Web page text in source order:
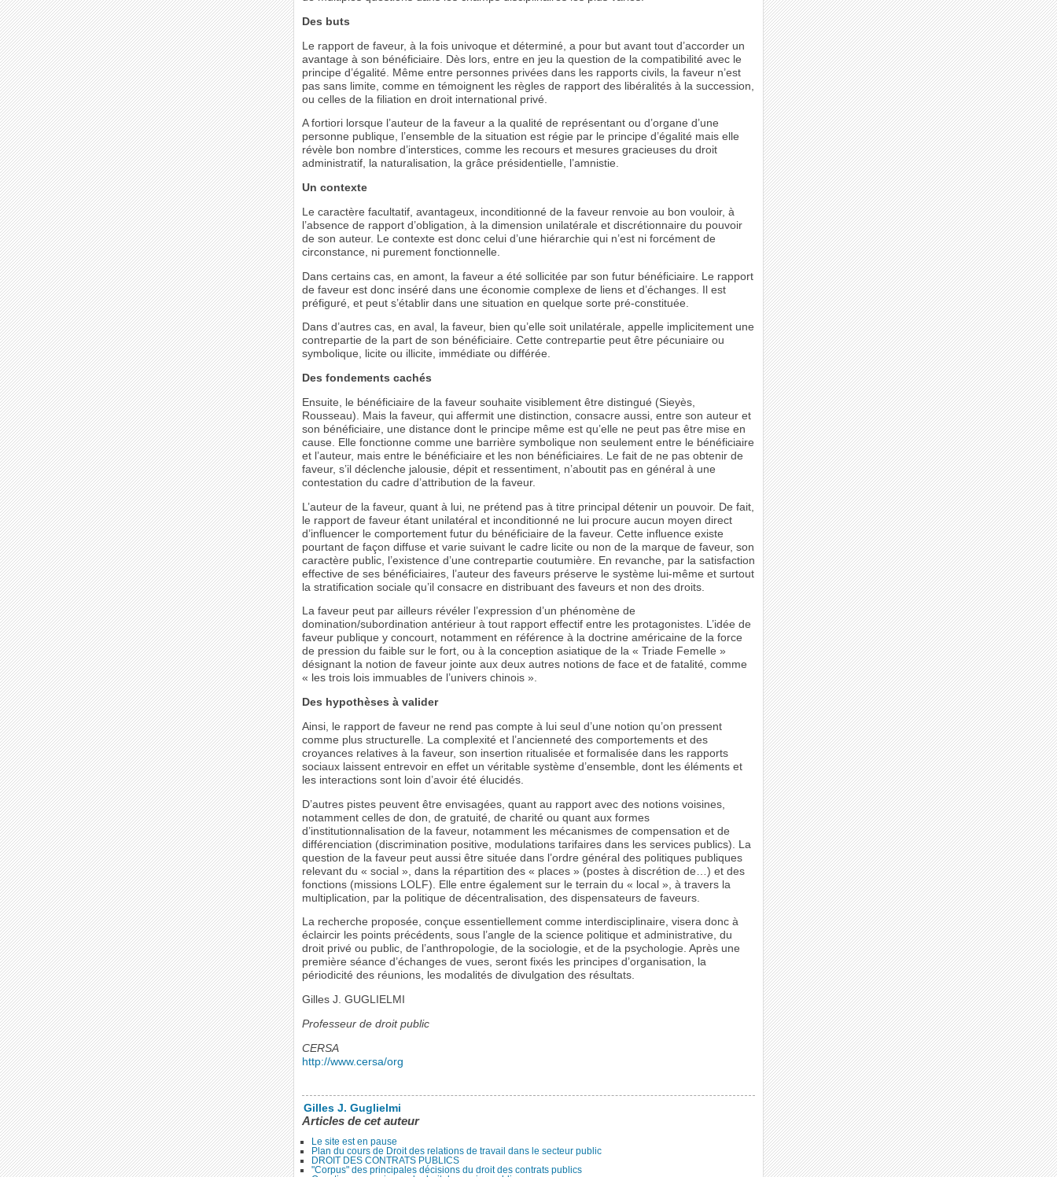
Des buts
Le rapport de faveur, à la fois univoque et déterminé, a pour but avant tout d’accorder un
avantage à son bénéficiaire. Dès lors, entre en jeu la question de la compatibilité avec le
principe d’égalité. Même entre personnes privées dans les rapports civils, la faveur n’est
pas sans limite, comme en témoignent les règles de rapport des libéralités à la succession,
ou celles de la filiation en droit international privé.
A fortiori lorsque l’auteur de la faveur a la qualité de représentant ou d’organe d’une
personne publique, l’ensemble de la situation est régie par le principe d’égalité mais elle
révèle bon nombre d’interstices, comme les recours et mesures gracieuses du droit
administratif, la naturalisation, la grâce présidentielle, l’amnistie.
Un contexte
Le caractère facultatif, avantageux, inconditionné de la faveur renvoie au bon vouloir, à
l’absence de rapport d’obligation, à la dimension unilatérale et discrétionnaire du pouvoir
de son auteur. Le contexte est donc celui d’une hiérarchie qui n’est ni forcément de
circonstance, ni purement fonctionnelle.
Dans certains cas, en amont, la faveur a été sollicitée par son futur bénéficiaire. Le rapport
de faveur est donc inséré dans une économie complexe de liens et d’échanges. Il est
préfiguré, et peut s’établir dans une situation en quelque sorte pré-constituée.
Dans d’autres cas, en aval, la faveur, bien qu’elle soit unilatérale, appelle implicitement une
contrepartie de la part de son bénéficiaire. Cette contrepartie peut être pécuniaire ou
symbolique, licite ou illicite, immédiate ou différée.
Des fondements cachés
Ensuite, le bénéficiaire de la faveur souhaite visiblement être distingué (Sieyès,
Rousseau). Mais la faveur, qui affermit une distinction, consacre aussi, entre son auteur et
son bénéficiaire, une distance dont le principe même est qu’elle ne peut pas être mise en
cause. Elle fonctionne comme une barrière symbolique non seulement entre le bénéficiaire
et l’auteur, mais entre le bénéficiaire et les non bénéficiaires. Le fait de ne pas obtenir de
faveur, s’il déclenche jalousie, dépit et ressentiment, n’aboutit pas en général à une
contestation du cadre d’attribution de la faveur.
L’auteur de la faveur, quant à lui, ne prétend pas à titre principal détenir un pouvoir. De fait,
le rapport de faveur étant unilatéral et inconditionné ne lui procure aucun moyen direct
d’influencer le comportement futur du bénéficiaire de la faveur. Cette influence existe
pourtant de façon diffuse et varie suivant le cadre licite ou non de la marque de faveur, son
caractère public, l’existence d’une contrepartie coutumière. En revanche, par la satisfaction
effective de ses bénéficiaires, l’auteur des faveurs préserve le système lui-même et surtout
la stratification sociale qu’il consacre en distribuant des faveurs et non des droits.
La faveur peut par ailleurs révéler l’expression d’un phénomène de
domination/subordination antérieur à tout rapport effectif entre les protagonistes. L’idée de
faveur publique y concourt, notamment en référence à la doctrine américaine de la force
de pression du faible sur le fort, ou à la conception asiatique de la « Triade Femelle »
désignant la notion de faveur jointe aux deux autres notions de face et de fatalité, comme
« les trois lois immuables de l’univers chinois ».
Des hypothèses à valider
Ainsi, le rapport de faveur ne rend pas compte à lui seul d’une notion qu’on pressent
comme plus structurelle. La complexité et l’ancienneté des comportements et des
croyances relatives à la faveur, son insertion ritualisée et formalisée dans les rapports
sociaux laissent entrevoir en effet un véritable système d’ensemble, dont les éléments et
les interactions sont loin d’avoir été élucidés.
D’autres pistes peuvent être envisagées, quant au rapport avec des notions voisines,
notamment celles de don, de gratuité, de charité ou quant aux formes
d’institutionnalisation de la faveur, notamment les mécanismes de compensation et de
différenciation (discrimination positive, modulations tarifaires dans les services publics). La
question de la faveur peut aussi être située dans l’ordre général des politiques publiques
relevant du « social », dans la répartition des « places » (postes à discrétion de…) et des
fonctions (missions LOLF). Elle entre également sur le terrain du « local », à travers la
multiplication, par la politique de décentralisation, des dispensateurs de faveurs.
La recherche proposée, conçue essentiellement comme interdisciplinaire, visera donc à
éclaircir les points précédents, sous l’angle de la science politique et administrative, du
droit privé ou public, de l’anthropologie, de la sociologie, et de la psychologie. Après une
première séance d’échanges de vues, seront fixés les principes d’organisation, la
périodicité des réunions, les modalités de divulgation des résultats.
Gilles J. GUGLIELMI
Professeur de droit public
CERSA
http://www.cersa/org
Gilles J. Guglielmi
Articles de cet auteur
Le site est en pause
Plan du cours de Droit des relations de travail dans le secteur public
DROIT DES CONTRATS PUBLICS
"Corpus" des principales décisions du droit des contrats publics